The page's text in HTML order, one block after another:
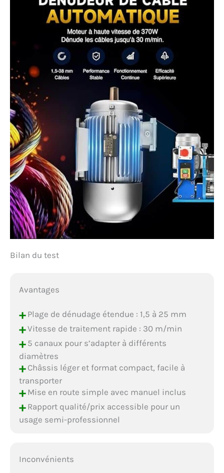
Bilan du test
Avantages
+Plage de dénudage étendue : 1,5 à 25 mm
+Vitesse de traitement rapide : 30 m/min
+5 canaux pour s’adapter à différents
diamètres
+Châssis léger et format compact, facile à
transporter
+Mise en route simple avec manuel inclus
+Rapport qualité/prix accessible pour un
usage semi-professionnel
Inconvénients